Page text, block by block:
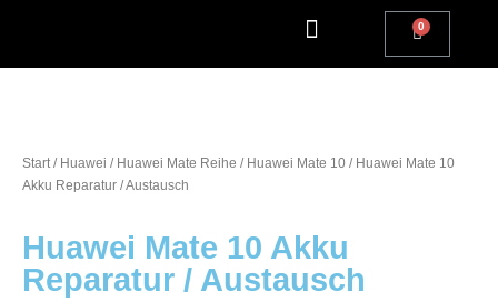
Start/ Huawei / Huawei Mate Reihe / Huawei Mate 10 / Huawei Mate 10
Akku Reparatur / Austausch
Huawei Mate 10 Akku
Reparatur / Austausch